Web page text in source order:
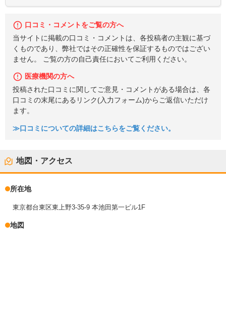
口コミ・コメントをご覧の方へ
当サイトに掲載の口コミ・コメントは、各投稿者の主観に基づ
くものであり、弊社ではその正確性を保証するものではござい
ません。 ご覧の方の自己責任においてご利用ください。
医療機関の方へ
投稿された口コミに関してご意見・コメントがある場合は、各
口コミの末尾にあるリンク(入力フォーム)からご返信いただけ
ます。
≫口コミについての詳細はこちらをご覧ください。
地図・アクセス
所在地
東京都台東区東上野3-35-9 本池田第一ビル1F
地図